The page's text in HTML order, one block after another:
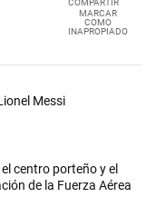
COMPARTIR
MARCAR
COMO
INAPROPIADO
en los
Messi, el papá de
Messi
F 16 sobrevolarán
centro porteño y el
de la Fuerza Aérea